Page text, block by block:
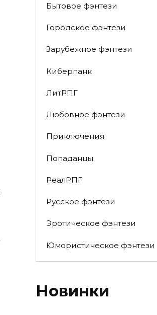
Бытовое фэнтези
Городское фэнтези
Зарубежное фэнтези
Киберпанк
ЛитРПГ
Любовное фэнтези
Приключения
Попаданцы
РеалРПГ
Русское фэнтези
Эротическое фэнтези
Юмористическое фэнтези
Новинки